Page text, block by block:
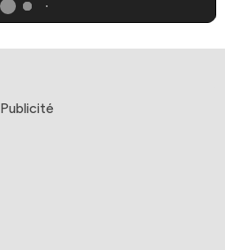
Publicité